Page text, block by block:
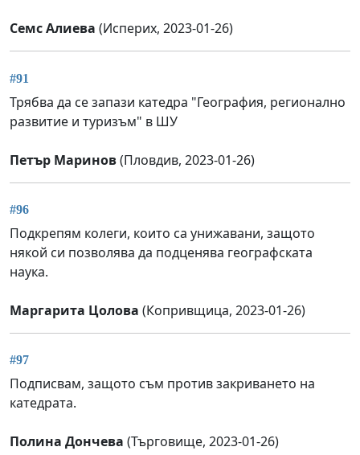
Семс Алиева (Исперих, 2023-01-26)
#91
Трябва да се запази катедра "География, регионално
развитие и туризъм" в ШУ
Петър Маринов(Пловдив, 2023-01-26)
#96
Подкрепям колеги, които са унижавани, защото
някой си позволява да подценява географската
наука.
Маргарита Цолова (Копривщица, 2023-01-26)
#97
Подписвам, защото съм против закриването на
катедрата.
Полина Дончева (Търговище, 2023-01-26)